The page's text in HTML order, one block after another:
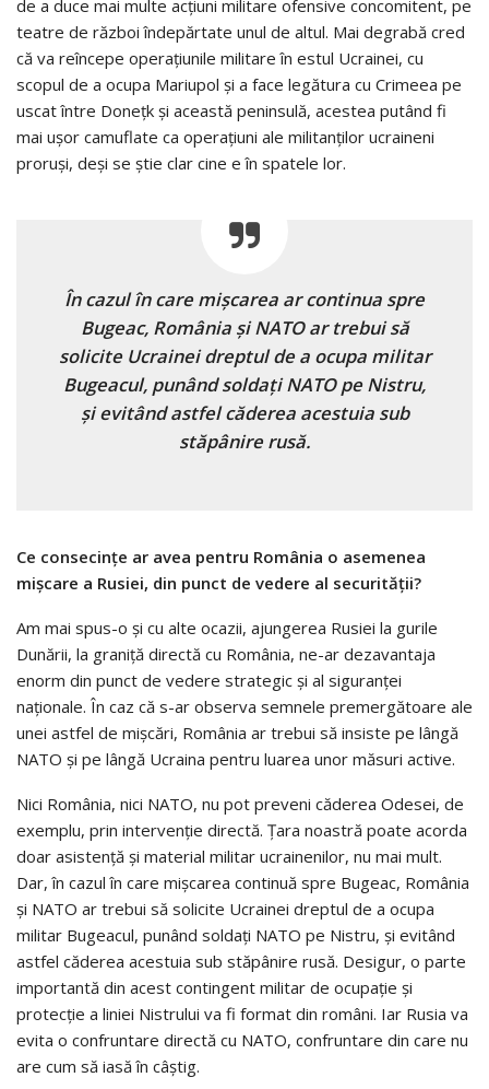
de a duce mai multe acţiuni militare ofensive concomitent, pe
teatre de război îndepărtate unul de altul. Mai degrabă cred
că va reîncepe operaţiunile militare în estul Ucrainei, cu
scopul de a ocupa Mariupol şi a face legătura cu Crimeea pe
uscat între Doneţk şi această peninsulă, acestea putând fi
mai uşor camuflate ca operaţiuni ale militanţilor ucraineni
proruşi, deşi se ştie clar cine e în spatele lor.
În cazul în care mişcarea ar continua spre
Bugeac, România şi NATO ar trebui să
solicite Ucrainei dreptul de a ocupa militar
Bugeacul, punând soldaţi NATO pe Nistru,
şi evitând astfel căderea acestuia sub
stăpânire rusă.
Ce consecinţe ar avea pentru România o asemenea
mişcare a Rusiei, din punct de vedere al securităţii?
Am mai spus-o şi cu alte ocazii, ajungerea Rusiei la gurile
Dunării, la graniţă directă cu România, ne-ar dezavantaja
enorm din punct de vedere strategic şi al siguranţei
naţionale. În caz că s-ar observa semnele premergătoare ale
unei astfel de mişcări, România ar trebui să insiste pe lângă
NATO şi pe lângă Ucraina pentru luarea unor măsuri active.
Nici România, nici NATO, nu pot preveni căderea Odesei, de
exemplu, prin intervenţie directă. Ţara noastră poate acorda
doar asistenţă şi material militar ucrainenilor, nu mai mult.
Dar, în cazul în care mişcarea continuă spre Bugeac, România
şi NATO ar trebui să solicite Ucrainei dreptul de a ocupa
militar Bugeacul, punând soldaţi NATO pe Nistru, şi evitând
astfel căderea acestuia sub stăpânire rusă. Desigur, o parte
importantă din acest contingent militar de ocupaţie şi
protecţie a liniei Nistrului va fi format din români. Iar Rusia va
evita o confruntare directă cu NATO, confruntare din care nu
are cum să iasă în câştig.